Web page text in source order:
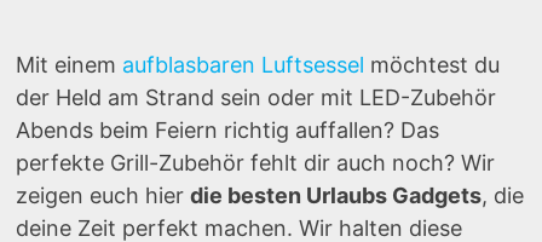
Mit einem aufblasbaren Luftsessel möchtest du
der Held am Strand sein oder mit LED-Zubehör
Abends beim Feiern richtig auffallen? Das
perfekte Grill-Zubehör fehlt dir auch noch? Wir
zeigen euch hier die besten Urlaubs Gadgets, die
deine Zeit perfekt machen. Wir halten diese